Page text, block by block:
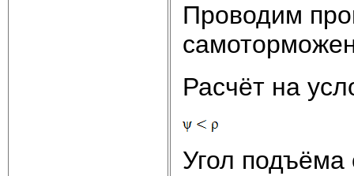
Проводим
Расчёт на
Угол подъёма